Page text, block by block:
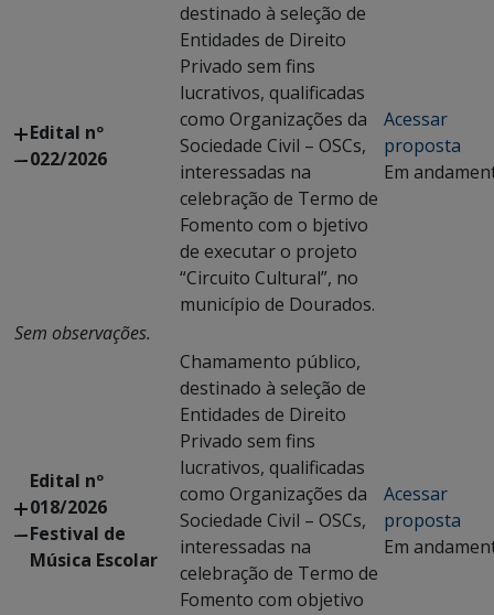
Edital nº
022/2026
destinado à seleção de
Entidades de Direito
Privado sem fins
lucrativos, qualificadas
como Organizações da
Sociedade Civil – OSCs,
interessadas na
celebração de Termo de
Fomento com o bjetivo
de executar o projeto
“Circuito Cultural”, no
município de Dourados.
Acessar
proposta
Em
Sem observações.
Edital nº
018/2026
Festival de
Música Escolar
Chamamento público,
destinado à seleção de
Entidades de Direito
Privado sem fins
lucrativos, qualificadas
como Organizações da
Sociedade Civil – OSCs,
interessadas na
celebração de Termo de
Fomento com objetivo
Acessar
proposta
Em